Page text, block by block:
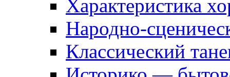
Характеристика
Народно-
Классический